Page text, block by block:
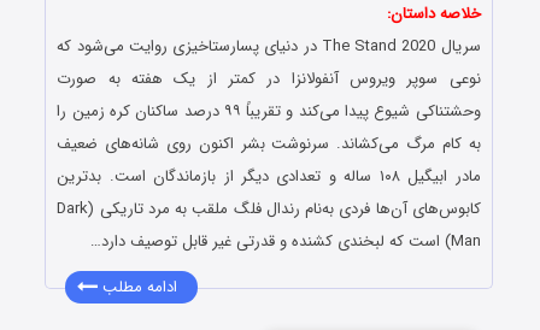
خلاصه داستان:
سریال The Stand 2020 در دنیای پسارستاخیزی روایت می‌شود که
نوعی سوپر ویروس آنفولانزا در کمتر از یک هفته به صورت
وحشتناکی شیوع پیدا می‌کند و تقریباً ۹۹ درصد ساکنان کره زمین را
به کام مرگ می‌کشاند. سرنوشت بشر اکنون روی شانه‌های ضعیف
مادر ابیگیل ۱۰۸ ساله و تعدادی دیگر از بازماندگان است. بدترین
کابوس‌های آن‌ها فردی به‌نام رندال فلگ ملقب به مرد تاریکی (Dark
Man) است که لبخندی کشنده و قدرتی غیر قابل توصیف دارد…
ادامه مطلب